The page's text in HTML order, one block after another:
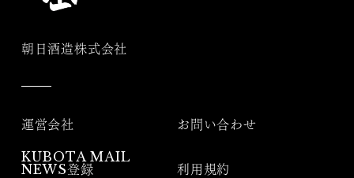
朝日酒造株式会社
運営会社 お問い合わせ
KUBOTA MAIL
NEWS登録
利用規約